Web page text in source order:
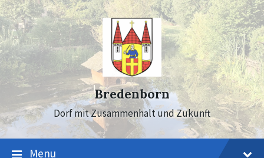
Skip
to
content
Skip
to
main
navigation
Skip
to
footer
Bredenborn
Dorf mit Zusammenhalt und Zukunft
Menu